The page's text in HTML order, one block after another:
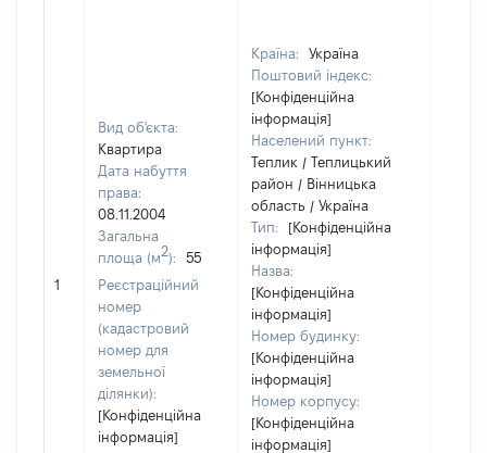
1
Вид об'єкта:
Квартира
Дата набуття
права:
08.11.2004
Загальна
площа (м2):
55
Реєстраційний
номер
(кадастровий
номер для
земельної
ділянки):
[Конфіденційна
інформація]
Країна:
Україна
Поштовий індекс:
[Конфіденційна
інформація]
Населений пункт:
Теплик / Теплицький
район / Вінницька
область / Україна
Тип:
[Конфіденційна
інформація]
Назва:
[Конфіденційна
інформація]
Номер будинку:
[Конфіденційна
інформація]
Номер корпусу:
[Конфіденційна
інформація]